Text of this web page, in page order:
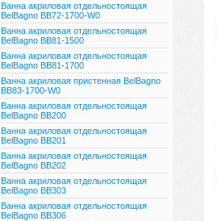
Ванна акриловая отдельностоящая
BelBagno BB72-1700-W0
Ванна акриловая отдельностоящая
BelBagno BB81-1500
Ванна акриловая отдельностоящая
BelBagno BB81-1700
Ванна акриловая пристенная BelBagno
BB83-1700-W0
Ванна акриловая отдельностоящая
BelBagno BB200
Ванна акриловая отдельностоящая
BelBagno BB201
Ванна акриловая отдельностоящая
BelBagno BB202
Ванна акриловая отдельностоящая
BelBagno BB303
Ванна акриловая отдельностоящая
BelBagno BB306